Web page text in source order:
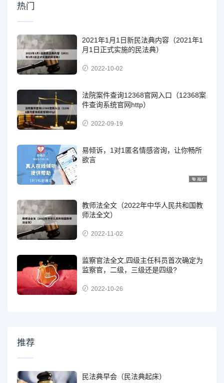
热门
2021年1月1日新民法典内容（2021年1
月1日正式实施的民法典）
2022-10-02
法院案件查询12368官网入口（12368案
件查询系统官网http）
2022-09-19
易倾诉，1对1匿名情感咨询，让你畅所
欲言
教师法全文（2022年中华人民共和国教
师法全文）
2022-11-02
监察官法全文,四级主任科员首次确定为
监察官，二级，三级还是四级?
2022-10-26
推荐
民法典早会（民法典起床）